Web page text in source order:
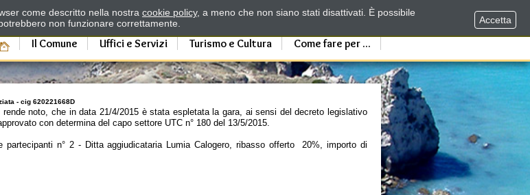
Il Comune Uffici e Servizi Turismo e Cultura Come fare per ...
- cig 620221668D
noto, che in data 21/4/2015 è stata espletata la gara, ai sensi del decreto legislativo
con determina del capo settore UTC n° 180 del 13/5/2015.
n° 2 - Ditta aggiudicataria Lumia Calogero, ribasso offerto 20%, importo di
come descritto nella nostra cookie policy, a meno che non siano stati disattivati. È possibile
non funzionare correttamente.
Accetta